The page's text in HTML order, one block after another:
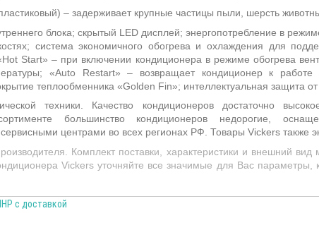
– задерживает крупные частицы пыли, шерсть
блока; скрытый LED дисплей; энергопотребление в
система экономичного обогрева и охлаждения для
Hot Start» – при включении кондиционера в режиме обогрева
«Auto Restart» – возвращает кондиционер к
теплообменника «Golden Fin»; интеллектуальная защита
техники. Качество кондиционеров достаточно
большинство кондиционеров недорогие,
центрами во всех регионах РФ. Товары Vickers также
Комплект поставки, характеристики и внешний
Vickers уточняйте все значимые для Вас
с доставкой